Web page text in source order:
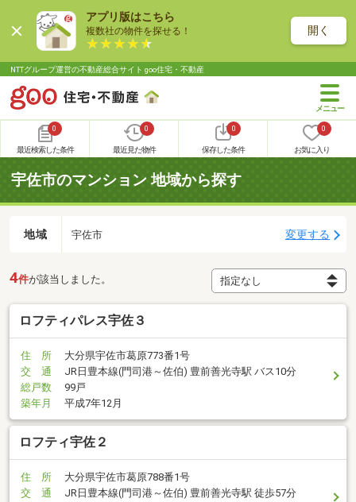
アプリ版はこちら
複数社の物件を探せる！ 開く
NTTグループ運営の不動産総合サイト goo住宅・不動産
0
最近検索した条件
0
最近見た物件
0
保存した条件
0
お気に入り
宇佐市のマンション 地域から探す
地域 宇佐市 変更する
4件が該当しました。
ロフティパレス宇佐３
住 所
大分県宇佐市葛原773番1号
交 通
JR日豊本線(門司港～佐伯) 豊前善光寺駅 バス10分
総戸数
99戸
築年月
平成7年12月
ロフティ宇佐２
住 所
大分県宇佐市葛原788番1号
交 通
JR日豊本線(門司港～佐伯) 豊前善光寺駅 徒歩57分